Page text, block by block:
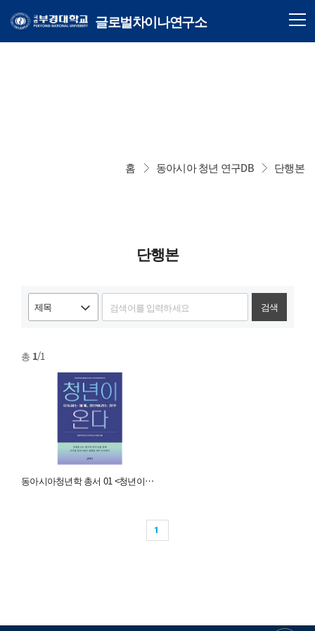
글로벌차이나연구소
홈 동아시아 청년 연구DB 단행본
단행본
검색
총 1/1
동아시아청년학 총서 01 <청년이 온다>
1